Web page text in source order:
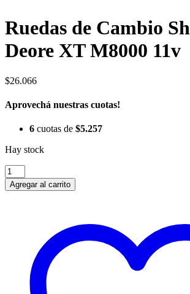
Ruedas de Cambio
Deore XT M8000 11v
$26.066
Aprovechá nuestras cuotas!
6 cuotas de $5.257
Hay stock
Ruedas
de
Cambio
cantidad
Agregar al carrito